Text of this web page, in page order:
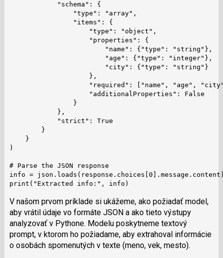
            "schema": {
                "type": "array",
                "items": {
                    "type": "object",
                    "properties": {
                        "name": {"type": "string"},
                        "age": {"type": "integer"},
                        "city": {"type": "string"}
                    },
"required": ["name", "age",
                    "additionalProperties": False
                }
            },
            "strict": True
        }
    }
)
# Parse the JSON response
info =
V našom prvom príklade si ukážeme, ako požiadať model,
aby vrátil údaje vo formáte JSON a ako tieto výstupy
analyzovať v Pythone. Modelu poskytneme textový
prompt, v ktorom ho požiadame, aby extrahoval informácie
o osobách spomenutých v texte (meno, vek, mesto).